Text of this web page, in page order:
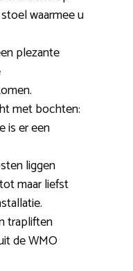
waarmee u
plezante
met bochten:
is er een
liggen
maar liefst
trapliften
de WMO